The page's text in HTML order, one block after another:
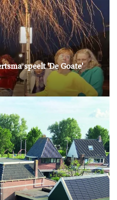
speelt 'De Goate'